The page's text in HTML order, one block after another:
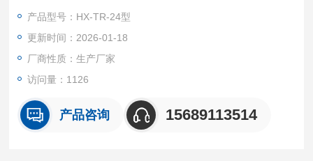
产品型号：HX-TR-24型
更新时间：2026-01-18
厂商性质：生产厂家
访问量：1126
产品咨询 15689113514